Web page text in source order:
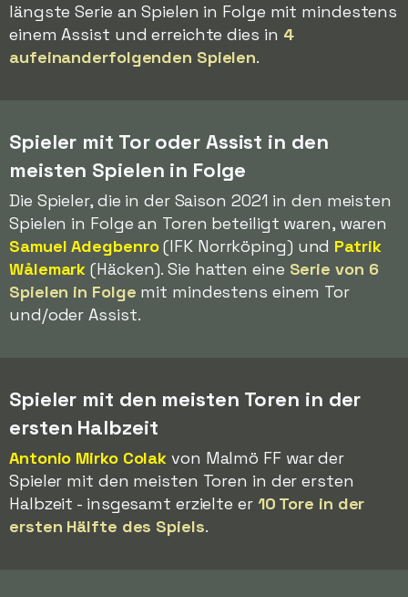
längste Serie an Spielen in Folge mit mindestens
einem Assist und erreichte dies in 4
aufeinanderfolgenden Spielen.
Spieler mit Tor oder Assist in den
meisten Spielen in Folge
Die Spieler, die in der Saison 2021 in den meisten
Spielen in Folge an Toren beteiligt waren, waren
Samuel Adegbenro(IFK Norrköping) und Patrik
Wålemark (Häcken). Sie hatten eine Serie von 6
Spielen in Folge mit mindestens einem Tor
und/oder Assist.
Spieler mit den meisten Toren in der
ersten Halbzeit
Antonio Mirko Colak von Malmö FF war der
Spieler mit den meisten Toren in der ersten
Halbzeit - insgesamt erzielte er 10 Tore in der
ersten Hälfte des Spiels.